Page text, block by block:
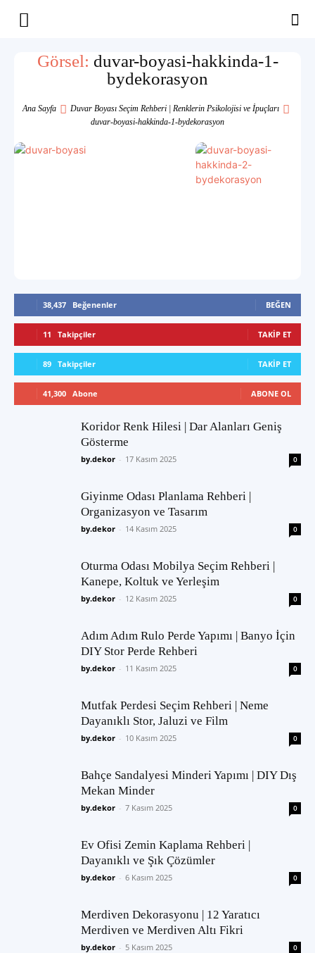
Yaşam
İlham
Görsel: duvar-boyasi-hakkinda-1-
bydekorasyon
Ana Sayfa
Duvar Boyası Seçim Rehberi | Renklerin Psikolojisi ve İpuçları
duvar-boyasi-hakkinda-1-bydekorasyon
38,437 Beğenenler BEĞEN
11 Takipçiler TAKIP ET
89 Takipçiler TAKIP ET
41,300 Abone ABONE OL
Koridor Renk Hilesi | Dar Alanları Geniş
Gösterme
by.dekor - 17 Kasım 2025 0
Giyinme Odası Planlama Rehberi |
Organizasyon ve Tasarım
by.dekor - 14 Kasım 2025 0
Oturma Odası Mobilya Seçim Rehberi |
Kanepe, Koltuk ve Yerleşim
by.dekor - 12 Kasım 2025 0
Adım Adım Rulo Perde Yapımı | Banyo İçin
DIY Stor Perde Rehberi
by.dekor - 11 Kasım 2025 0
Mutfak Perdesi Seçim Rehberi | Neme
Dayanıklı Stor, Jaluzi ve Film
by.dekor - 10 Kasım 2025 0
Bahçe Sandalyesi Minderi Yapımı | DIY Dış
Mekan Minder
by.dekor - 7 Kasım 2025 0
Ev Ofisi Zemin Kaplama Rehberi |
Dayanıklı ve Şık Çözümler
by.dekor - 6 Kasım 2025 0
Merdiven Dekorasyonu | 12 Yaratıcı
Merdiven ve Merdiven Altı Fikri
by.dekor - 5 Kasım 2025 0